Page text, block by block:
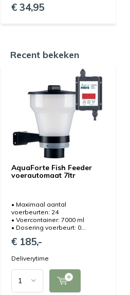
€ 34,95
Recent bekeken
AquaForte Fish Feeder
voerautomaat 7ltr
• Maximaal aantal
voerbeurten: 24
• Voercontainer: 7000 ml
• Dosering voerbeurt: 0...
€ 185,-
Deliverytime